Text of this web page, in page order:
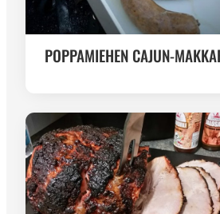
POPPAMIEHEN CAJUN-